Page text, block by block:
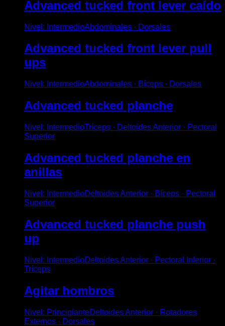
Advanced tucked front lever caído
Nivel : IntermedioAbdominales · Dorsales
Advanced tucked front lever pull
ups
Nivel : IntermedioAbdominales · Bíceps · Dorsales
Advanced tucked planche
Nivel : IntermedioTríceps · Deltoides Anterior · Pectoral
Superior
Advanced tucked planche en
anillas
Nivel : IntermedioDeltoides Anterior · Bíceps · Pectoral
Superior
Advanced tucked planche push
up
Nivel : IntermedioDeltoides Anterior · Pectoral Inferior ·
Tríceps
Agitar hombros
Nivel : PrincipianteDeltoides Anterior · Rotadores
Externos · Dorsales